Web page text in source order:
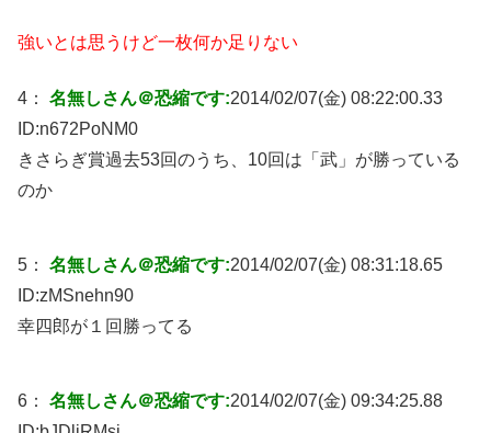
強いとは思うけど一枚何か足りない
4： 名無しさん＠恐縮です:2014/02/07(金) 08:22:00.33
ID:n672PoNM0
きさらぎ賞過去53回のうち、10回は「武」が勝っている
のか
5： 名無しさん＠恐縮です:2014/02/07(金) 08:31:18.65
ID:zMSnehn90
幸四郎が１回勝ってる
6： 名無しさん＠恐縮です:2014/02/07(金) 09:34:25.88